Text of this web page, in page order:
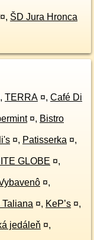
¤, ŠD Jura Hronca
, TERRA ¤, Café Di
¤, Bistro
¤, Patisserka ¤,
GLOBE ¤,
¤,
¤, KeP’s ¤,
jedáleň ¤,